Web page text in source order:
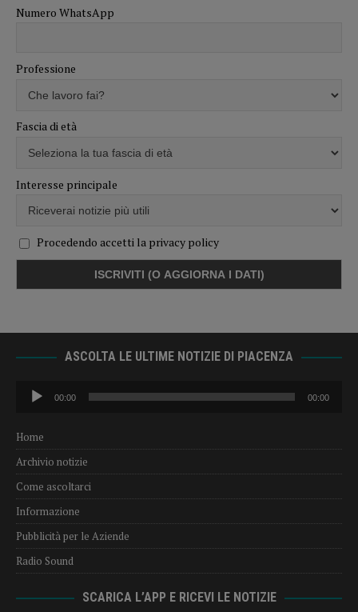
Numero WhatsApp
Professione
Fascia di età
Interesse principale
Procedendo accetti la privacy policy
ASCOLTA LE ULTIME NOTIZIE DI PIACENZA
Audio
Player
00:00 00:00
Home
Archivio notizie
Come ascoltarci
Informazione
Pubblicità per le Aziende
Radio Sound
SCARICA L’APP E RICEVI LE NOTIZIE